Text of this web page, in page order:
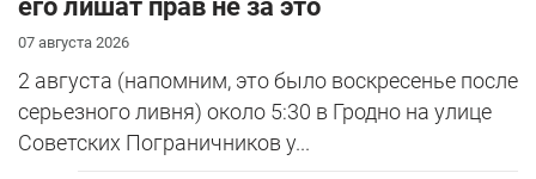
его лишат прав не за это
07 августа 2026
2 августа (напомним, это было воскресенье после
серьезного ливня) около 5:30 в Гродно на улице
Советских Пограничников у...